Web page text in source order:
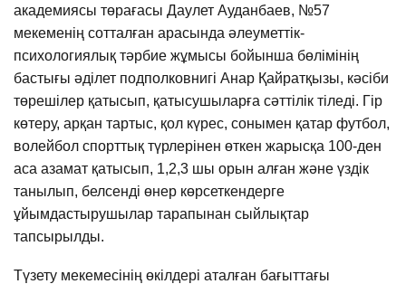
академиясы төрағасы Даулет Ауданбаев, №57
мекеменің сотталған арасында әлеуметтік-
психологиялық тәрбие жұмысы бойынша бөлімінің
бастығы әділет подполковнигі Анар Қайратқызы, кәсіби
төрешілер қатысып, қатысушыларға сәттілік тіледі. Гір
көтеру, арқан тартыс, қол күрес, сонымен қатар футбол,
волейбол спорттық түрлерінен өткен жарысқа 100-ден
аса азамат қатысып, 1,2,3 шы орын алған және үздік
танылып, белсенді өнер көрсеткендерге
ұйымдастырушылар тарапынан сыйлықтар
тапсырылды.
Түзету мекемесінің өкілдері аталған бағыттағы